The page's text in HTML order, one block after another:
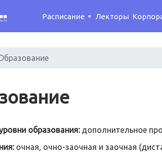
Расписание Лекторы
образования:дополнительное
очная, очно-заочная и заочная